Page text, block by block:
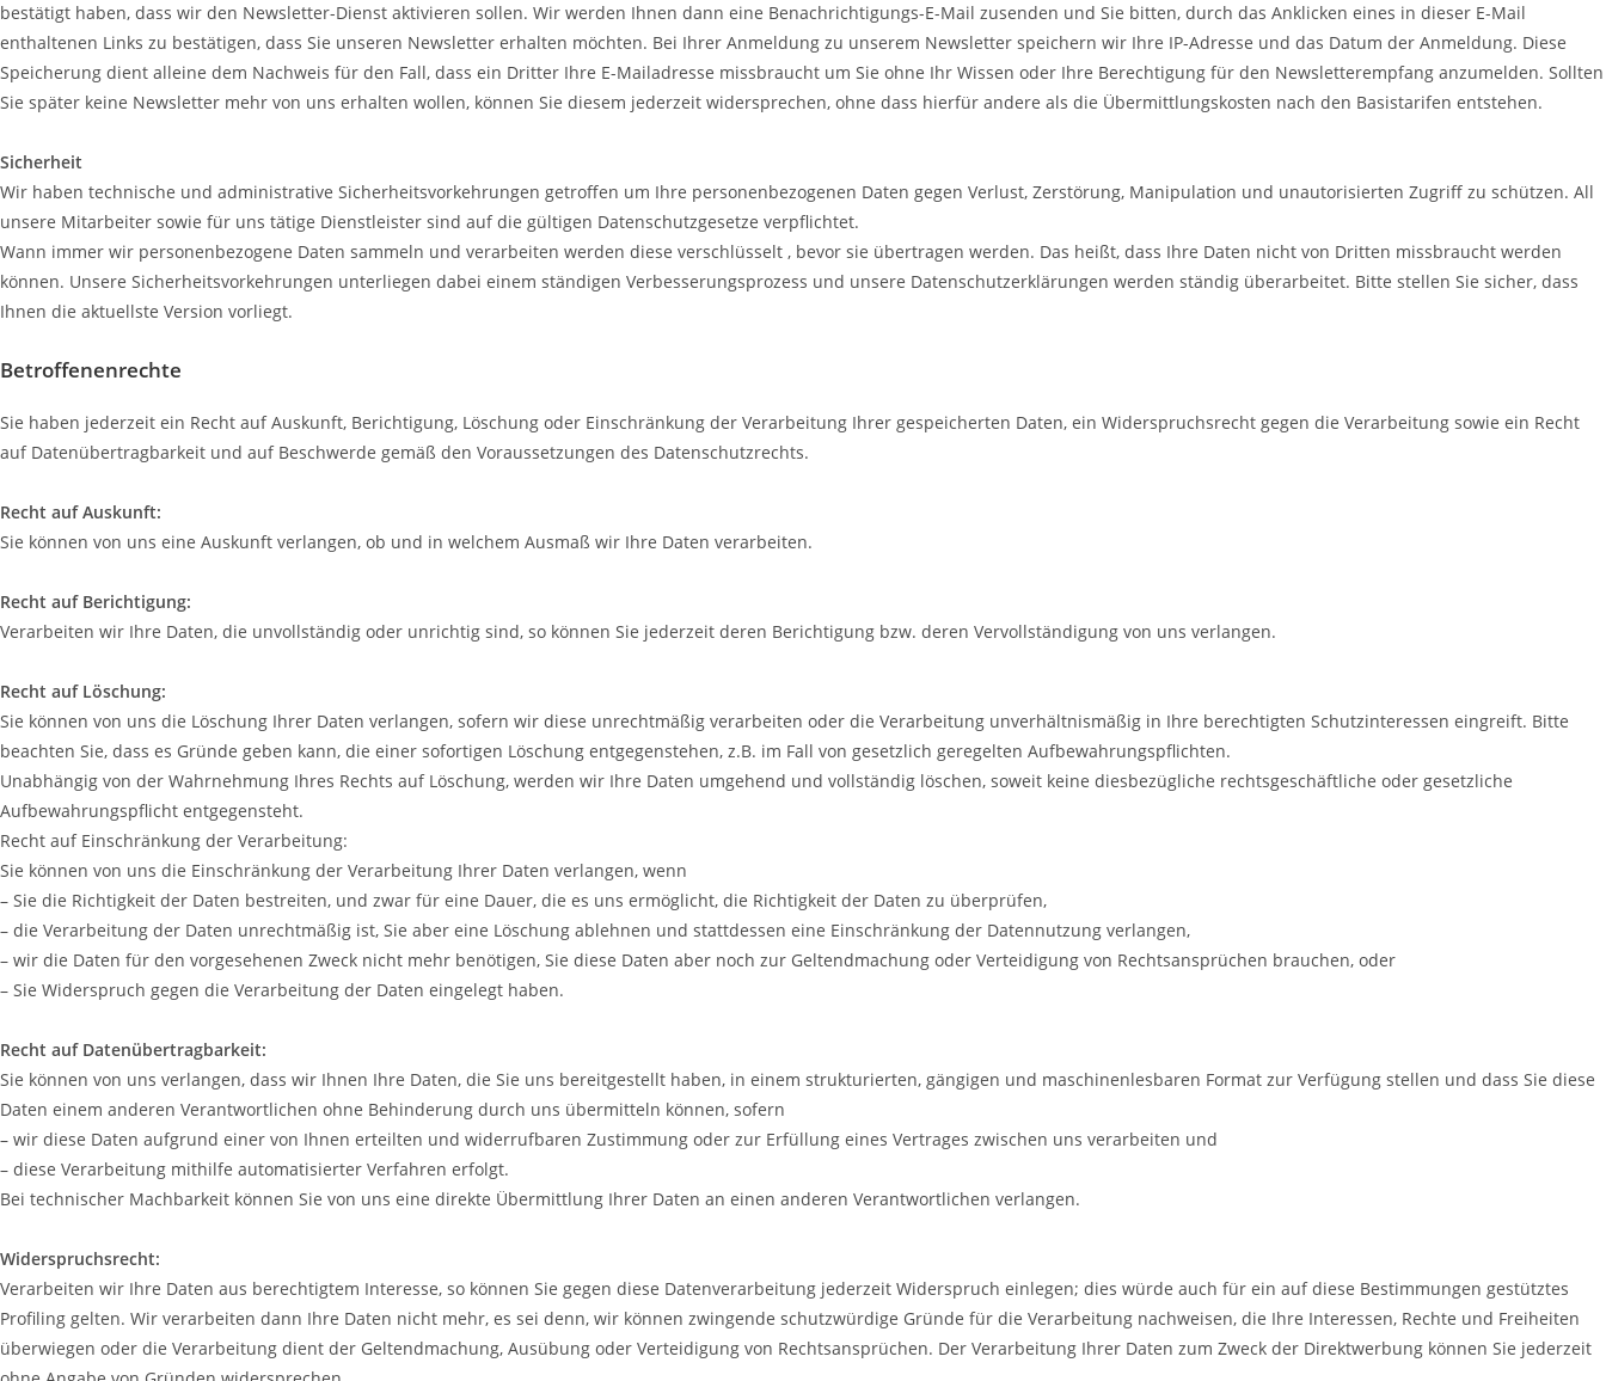
bestätigt haben, dass wir den Newsletter-Dienst aktivieren sollen. Wir werden Ihnen dann eine Benachrichtigungs-E-Mail zusenden und Sie bitten, durch das Anklicken eines in dieser E-Mail
enthaltenen Links zu bestätigen, dass Sie unseren Newsletter erhalten möchten. Bei Ihrer Anmeldung zu unserem Newsletter speichern wir Ihre IP-Adresse und das Datum der Anmeldung. Diese
Speicherung dient alleine dem Nachweis für den Fall, dass ein Dritter Ihre E-Mailadresse missbraucht um Sie ohne Ihr Wissen oder Ihre Berechtigung für den Newsletterempfang anzumelden. Sollten
Sie später keine Newsletter mehr von uns erhalten wollen, können Sie diesem jederzeit widersprechen, ohne dass hierfür andere als die Übermittlungskosten nach den Basistarifen entstehen.
Sicherheit
Wir haben technische und administrative Sicherheitsvorkehrungen getroffen um Ihre personenbezogenen Daten gegen Verlust, Zerstörung, Manipulation und unautorisierten Zugriff zu schützen. All
unsere Mitarbeiter sowie für uns tätige Dienstleister sind auf die gültigen Datenschutzgesetze verpflichtet.
Wann immer wir personenbezogene Daten sammeln und verarbeiten werden diese verschlüsselt , bevor sie übertragen werden. Das heißt, dass Ihre Daten nicht von Dritten missbraucht werden
können. Unsere Sicherheitsvorkehrungen unterliegen dabei einem ständigen Verbesserungsprozess und unsere Datenschutzerklärungen werden ständig überarbeitet. Bitte stellen Sie sicher, dass
Ihnen die aktuellste Version vorliegt.
Betroffenenrechte
Sie haben jederzeit ein Recht auf Auskunft, Berichtigung, Löschung oder Einschränkung der Verarbeitung Ihrer gespeicherten Daten, ein Widerspruchsrecht gegen die Verarbeitung sowie ein Recht
auf Datenübertragbarkeit und auf Beschwerde gemäß den Voraussetzungen des Datenschutzrechts.
Recht auf Auskunft:
Sie können von uns eine Auskunft verlangen, ob und in welchem Ausmaß wir Ihre Daten verarbeiten.
Recht auf Berichtigung:
Verarbeiten wir Ihre Daten, die unvollständig oder unrichtig sind, so können Sie jederzeit deren Berichtigung bzw. deren Vervollständigung von uns verlangen.
Recht auf Löschung:
Sie können von uns die Löschung Ihrer Daten verlangen, sofern wir diese unrechtmäßig verarbeiten oder die Verarbeitung unverhältnismäßig in Ihre berechtigten Schutzinteressen eingreift. Bitte
beachten Sie, dass es Gründe geben kann, die einer sofortigen Löschung entgegenstehen, z.B. im Fall von gesetzlich geregelten Aufbewahrungspflichten.
Unabhängig von der Wahrnehmung Ihres Rechts auf Löschung, werden wir Ihre Daten umgehend und vollständig löschen, soweit keine diesbezügliche rechtsgeschäftliche oder gesetzliche
Aufbewahrungspflicht entgegensteht.
Recht auf Einschränkung der Verarbeitung:
Sie können von uns die Einschränkung der Verarbeitung Ihrer Daten verlangen, wenn
– Sie die Richtigkeit der Daten bestreiten, und zwar für eine Dauer, die es uns ermöglicht, die Richtigkeit der Daten zu überprüfen,
– die Verarbeitung der Daten unrechtmäßig ist, Sie aber eine Löschung ablehnen und stattdessen eine Einschränkung der Datennutzung verlangen,
– wir die Daten für den vorgesehenen Zweck nicht mehr benötigen, Sie diese Daten aber noch zur Geltendmachung oder Verteidigung von Rechtsansprüchen brauchen, oder
– Sie Widerspruch gegen die Verarbeitung der Daten eingelegt haben.
Recht auf Datenübertragbarkeit:
Sie können von uns verlangen, dass wir Ihnen Ihre Daten, die Sie uns bereitgestellt haben, in einem strukturierten, gängigen und maschinenlesbaren Format zur Verfügung stellen und dass Sie diese
Daten einem anderen Verantwortlichen ohne Behinderung durch uns übermitteln können, sofern
– wir diese Daten aufgrund einer von Ihnen erteilten und widerrufbaren Zustimmung oder zur Erfüllung eines Vertrages zwischen uns verarbeiten und
– diese Verarbeitung mithilfe automatisierter Verfahren erfolgt.
Bei technischer Machbarkeit können Sie von uns eine direkte Übermittlung Ihrer Daten an einen anderen Verantwortlichen verlangen.
Widerspruchsrecht:
Verarbeiten wir Ihre Daten aus berechtigtem Interesse, so können Sie gegen diese Datenverarbeitung jederzeit Widerspruch einlegen; dies würde auch für ein auf diese Bestimmungen gestütztes
Profiling gelten. Wir verarbeiten dann Ihre Daten nicht mehr, es sei denn, wir können zwingende schutzwürdige Gründe für die Verarbeitung nachweisen, die Ihre Interessen, Rechte und Freiheiten
überwiegen oder die Verarbeitung dient der Geltendmachung, Ausübung oder Verteidigung von Rechtsansprüchen. Der Verarbeitung Ihrer Daten zum Zweck der Direktwerbung können Sie jederzeit